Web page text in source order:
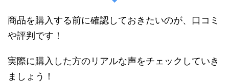
商品を購入する前に確認しておきたいのが、口コミ
や評判です！
実際に購入した方のリアルな声をチェックしていき
ましょう！